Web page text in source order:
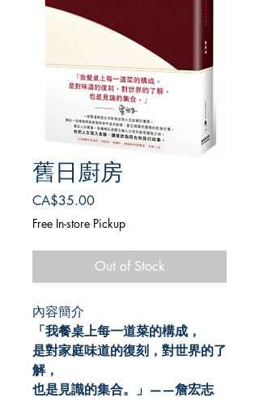
舊日廚房
CA$35.00Price
Free In-store Pickup
Out of Stock
內容簡介
「我餐桌上每一道菜的構成，
是對家庭味道的復刻，對世界的了
解，
也是見識的集合。」——詹宏志